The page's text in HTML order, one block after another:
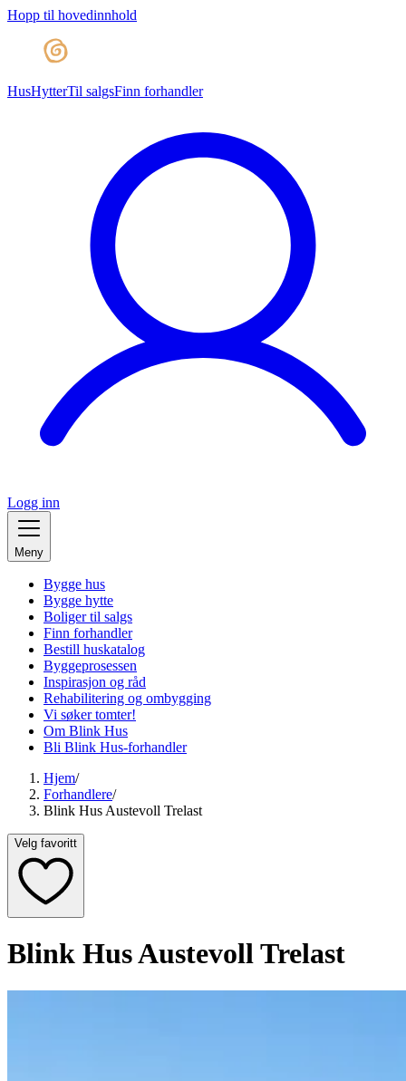
Hopp til hovedinnhold
HusHytterTil salgsFinn forhandler
Logg inn
Meny
Bygge hus
Bygge hytte
Boliger til salgs
Finn forhandler
Bestill huskatalog
Byggeprosessen
Inspirasjon og råd
Rehabilitering og ombygging
Vi søker tomter!
Om Blink Hus
Bli Blink Hus-forhandler
Hjem/
Forhandlere/
Blink Hus Austevoll Trelast
Velg favoritt
Blink Hus Austevoll Trelast